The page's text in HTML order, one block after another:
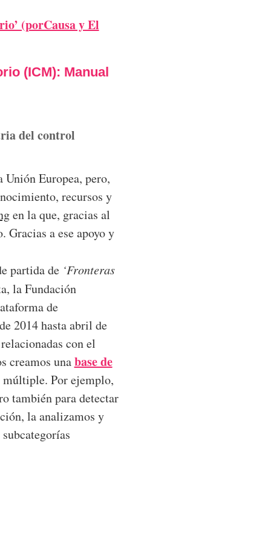
(porCausa y El
(ICM): Manual
del control
Unión Europea, pero,
recursos y
en la que, gracias al
Gracias a ese apoyo y
partida de ‘Fronteras
la Fundación
de
2014 hasta abril de
con el
creamos unabase de
múltiple. Por ejemplo,
también para detectar
la analizamos y